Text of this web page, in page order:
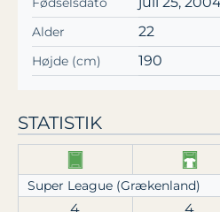
Alder 22
Højde (cm) 190
STATISTIK
Super League (Grækenland)